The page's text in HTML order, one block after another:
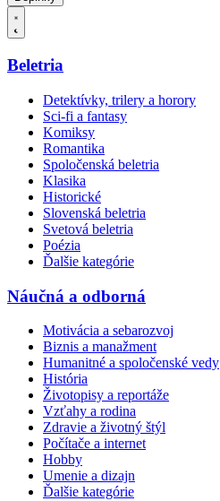
Beletria
Detektívky, trilery a horory
Sci-fi a fantasy
Komiksy
Romantika
Spoločenská beletria
Klasika
Historické
Slovenská beletria
Svetová beletria
Poézia
Ďalšie kategórie
Náučná a odborná
Motivácia a sebarozvoj
Biznis a manažment
Humanitné a spoločenské vedy
História
Životopisy a reportáže
Vzťahy a rodina
Zdravie a životný štýl
Počítače a internet
Hobby
Umenie a dizajn
Ďalšie kategórie